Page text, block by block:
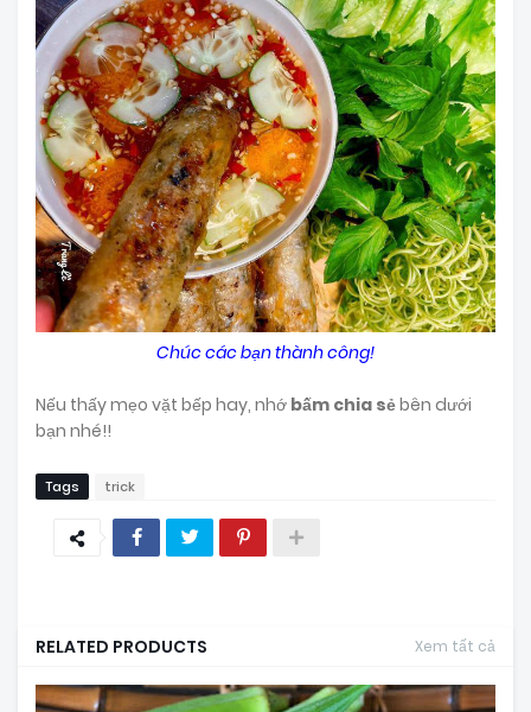
Chúc các bạn thành công!
Nếu thấy mẹo vặt bếp hay, nhớ bấm chia sẻbên dưới
bạn nhé!!
Tags trick
RELATED PRODUCTS Xem tất cả